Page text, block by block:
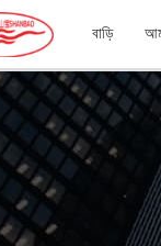
বাড়ি